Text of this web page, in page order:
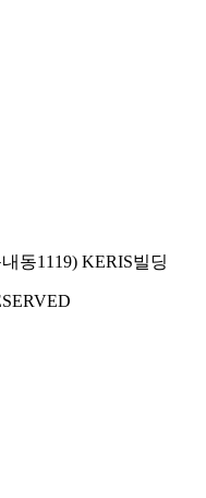
동1119) KERIS빌딩